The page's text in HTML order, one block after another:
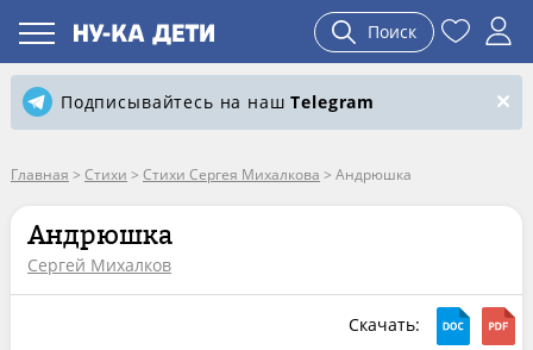
Поиск
Подписывайтесь на нашTelegram
Главная > Стихи > Стихи Сергея Михалкова > Андрюшка
Андрюшка
Сергей Михалков
Скачать: